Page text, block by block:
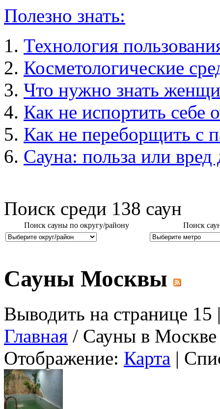
Полезно знать:
Технология
Косметологические
Что нужно знать
Как не испортить себе
Как не переборщить с
Сауна: польза или вред
Поиск среди 138 саун
Поиск сауны по округу/району Поиск
Сауны Москвы
Выводить на странице
Главная / Сауны в Москве
Отображение: Карта |